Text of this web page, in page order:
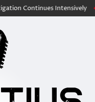
Intensively Fuel Costs